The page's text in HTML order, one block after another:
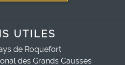
UTILES
de Roquefort
des Grands Causses